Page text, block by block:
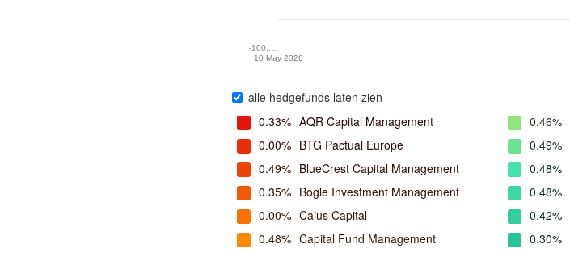
10 May 2026
-100.…
alle hedgefunds laten zien
0.33% AQR Capital Management
0.00% BTG Pactual Europe
0.49% BlueCrest Capital Management
0.35% Bogle Investment Management
0.00% Caius Capital
0.48% Capital Fund Management
0.46%
0.49%
0.48%
0.48%
0.42%
0.30%